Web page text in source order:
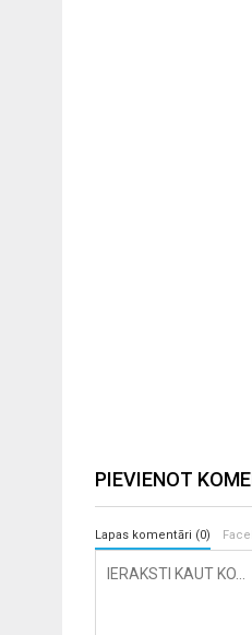
PIEVIENOT
Lapas komentāri (0)